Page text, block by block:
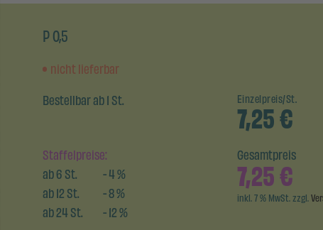
P 0,5
nicht lieferbar
Bestellbar ab 1 St.
Einzelpreis/St.
7,25€
Staffelpreise:
ab6St. -4%
ab12St. -8%
ab24St. -12%
Gesamtpreis
7,25€
inkl. 7 % MwSt. zzgl.